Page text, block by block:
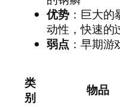
优势：巨大的
动性，快速的
弱点 ：早期
类
别
物品